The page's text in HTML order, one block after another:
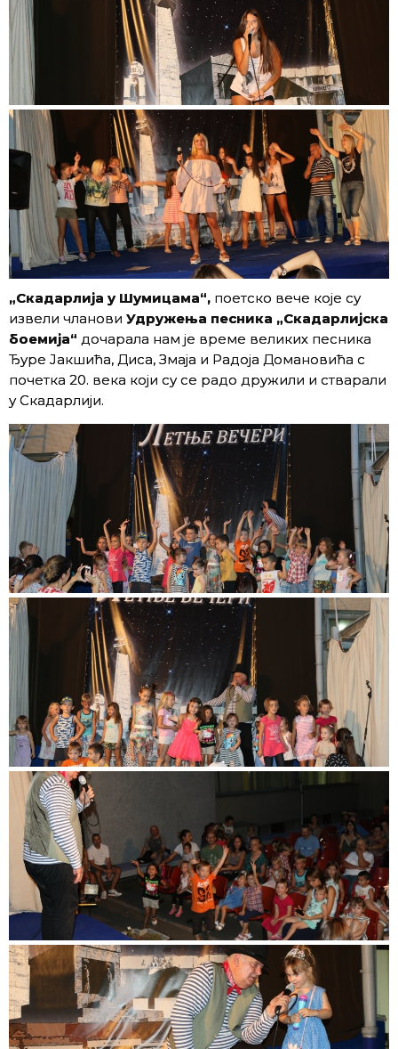
„Скадарлија у Шумицама“, поетско вече које су
извели чланови Удружења песника „Скадарлијска
боемија“ дочарала нам је време великих песника
Ђуре Јакшића, Диса, Змаја и Радоја Домановића с
почетка 20. века који су се радо дружили и стварали
у Скадарлији.